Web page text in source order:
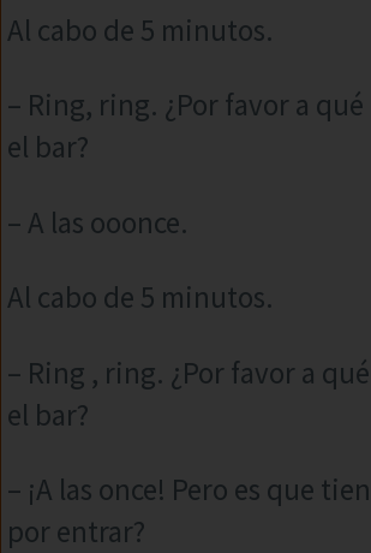
Al cabo de 5 minutos.
– Ring, ring. ¿Por favor a
el bar?
– A las ooonce.
Al cabo de 5 minutos.
– Ring , ring. ¿Por favor a
el bar?
– ¡A las once! Pero es que
por entrar?